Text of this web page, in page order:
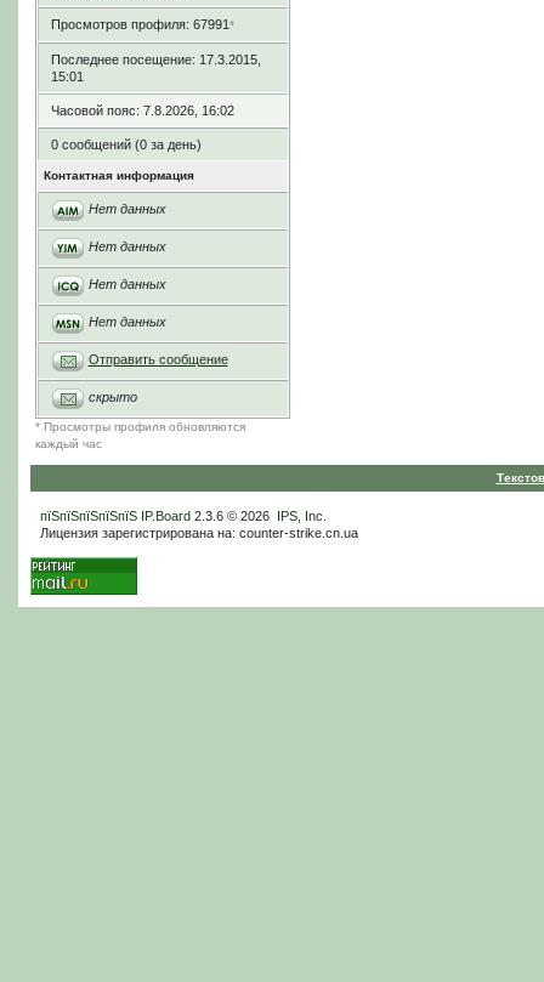
Просмотров профиля: 67991*
Последнее посещение: 17.3.2015,
15:01
Часовой пояс: 7.8.2026, 16:02
0 сообщений (0 за день)
Контактная информация
Нет данных
Нет данных
Нет данных
Нет данных
Отправить сообщение
скрыто
* Просмотры профиля обновляются
каждый час
пїЅпїЅпїЅпїЅпїЅ IP.Board2.3.6 © 2026 IPS, Inc
Лицензия зарегистрирована на: counter-strike.cn.ua